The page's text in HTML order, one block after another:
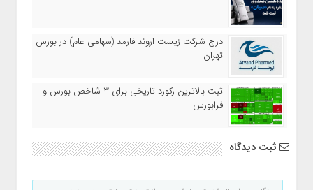
درج شرکت زیست اروند فارمد (سهامی عام) در بورس
تهران
ثبت بالاترین رکورد تاریخی برای ۳ شاخص بورس و
فرابورس
ثبت دیدگاه